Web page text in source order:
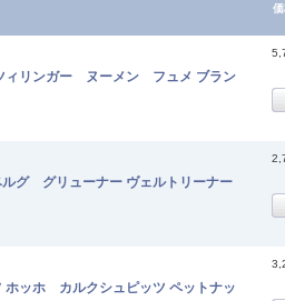
ィリンガー ヌーメン フュメ ブラン
ルグ グリューナー ヴェルトリーナー
ホッホ カルクシュピッツ ペットナッ